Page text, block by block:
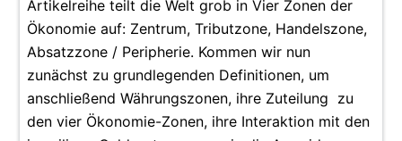
Artikelreihe teilt die Welt grob in Vier Zonen der
Ökonomie auf: Zentrum, Tributzone, Handelszone,
Absatzzone / Peripherie. Kommen wir nun
zunächst zu grundlegenden Definitionen, um
anschließend Währungszonen, ihre Zuteilung zu
den vier Ökonomie-Zonen, ihre Interaktion mit den